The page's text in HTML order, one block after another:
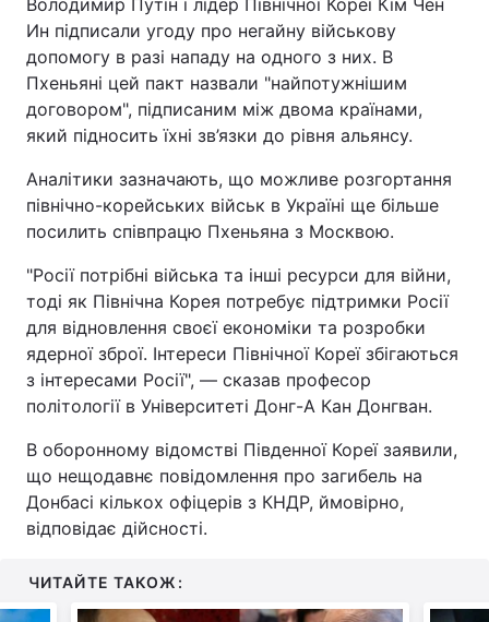
Володимир Путін і лідер Північної Кореї Кім Чен
Ин підписали угоду про негайну військову
допомогу в разі нападу на одного з них. В
Пхеньяні цей пакт назвали "найпотужнішим
договором", підписаним між двома країнами,
який підносить їхні зв’язки до рівня альянсу.
Аналітики зазначають, що можливе розгортання
північно-корейських військ в Україні ще більше
посилить співпрацю Пхеньяна з Москвою.
"Росії потрібні війська та інші ресурси для війни,
тоді як Північна Корея потребує підтримки Росії
для відновлення своєї економіки та розробки
ядерної зброї. Інтереси Північної Кореї збігаються
з інтересами Росії", — сказав професор
політології в Університеті Донг-А Кан Донгван.
В оборонному відомстві Південної Кореї заявили,
що нещодавнє повідомлення про загибель на
Донбасі кількох офіцерів з КНДР, ймовірно,
відповідає дійсності.
ЧИТАЙТЕ ТАКОЖ: